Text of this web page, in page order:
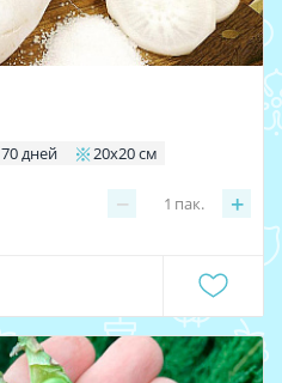
70 дней 20х20 см
− +
1 пак.